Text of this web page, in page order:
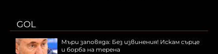
GOL
Мъри заповяда: Без извинения! Искам сърце
и борба на терена